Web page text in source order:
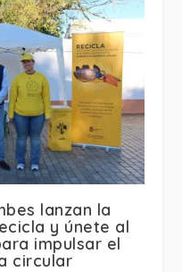
lanzan la
y únete al
impulsar el
circular